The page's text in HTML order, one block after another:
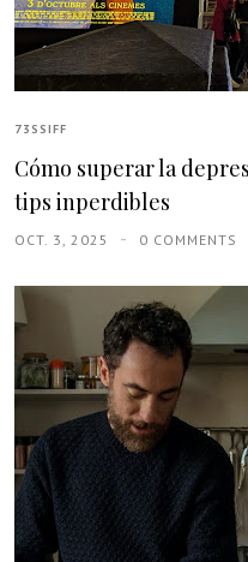
73SSIFF
Cómo superar la
tips inperdibles
OCT. 3, 2025 0 COMMENTS